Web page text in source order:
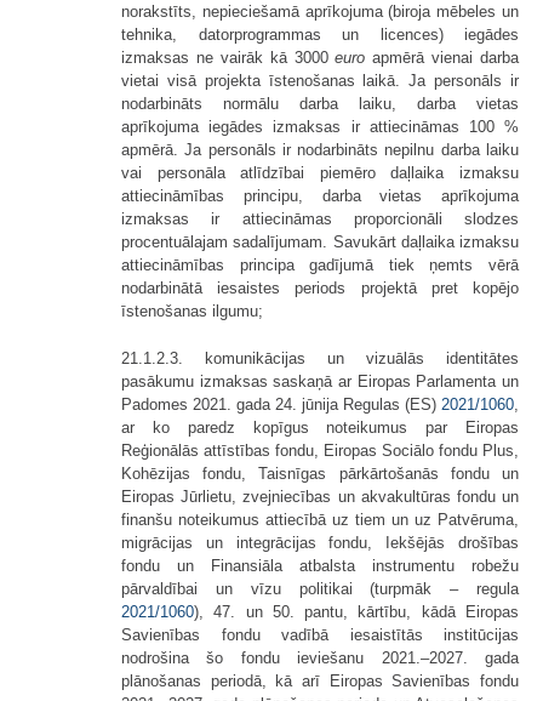
norakstīts, nepieciešamā aprīkojuma (biroja mēbeles un
tehnika, datorprogrammas un licences) iegādes
izmaksas ne vairāk kā 3000euro apmērā vienai darba
vietai visā projekta īstenošanas laikā. Ja personāls ir
nodarbināts normālu darba laiku, darba vietas
aprīkojuma iegādes izmaksas ir attiecināmas 100 %
apmērā. Ja personāls ir nodarbināts nepilnu darba laiku
vai personāla atlīdzībai piemēro daļlaika izmaksu
attiecināmības principu, darba vietas aprīkojuma
izmaksas ir attiecināmas proporcionāli slodzes
procentuālajam sadalījumam. Savukārt daļlaika izmaksu
attiecināmības principa gadījumā tiek ņemts vērā
nodarbinātā iesaistes periods projektā pret kopējo
īstenošanas ilgumu;
21.1.2.3. komunikācijas un vizuālās identitātes
pasākumu izmaksas saskaņā ar Eiropas Parlamenta un
Padomes 2021. gada 24. jūnija Regulas (ES) 2021/1060
ar ko paredz kopīgus noteikumus par Eiropas
Reģionālās attīstības fondu, Eiropas Sociālo fondu Plus,
Kohēzijas fondu, Taisnīgas pārkārtošanās fondu un
Eiropas Jūrlietu, zvejniecības un akvakultūras fondu un
finanšu noteikumus attiecībā uz tiem un uz Patvēruma,
migrācijas un integrācijas fondu, Iekšējās drošības
fondu un Finansiāla atbalsta instrumentu robežu
pārvaldībai un vīzu politikai (turpmāk – regula
2021/1060), 47. un 50. pantu, kārtību, kādā Eiropas
Savienības fondu vadībā iesaistītās institūcijas
nodrošina šo fondu ieviešanu 2021.–2027. gada
plānošanas periodā, kā arī Eiropas Savienības fondu